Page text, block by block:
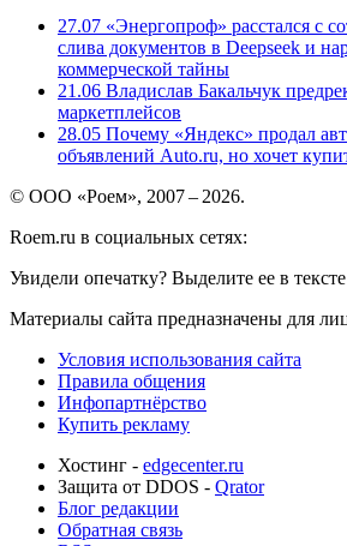
27.07 «Энергопроф» расстался с
слива документов в Deepseek и
коммерческой тайны
21.06 Владислав Бакальчук
маркетплейсов
28.05 Почему «Яндекс» продал
объявлений Auto.ru, но хочет
© ООО «Роем», 2007 – 2026.
Roem.ru в социальных сетях:
Увидели опечатку? Выделите ее в
Материалы сайта предназначены для
Условия использования сайта
Правила общения
Инфопартнёрство
Купить рекламу
Хостинг - edgecenter.ru
Защита от DDOS - Qrator
Блог редакции
Обратная связь